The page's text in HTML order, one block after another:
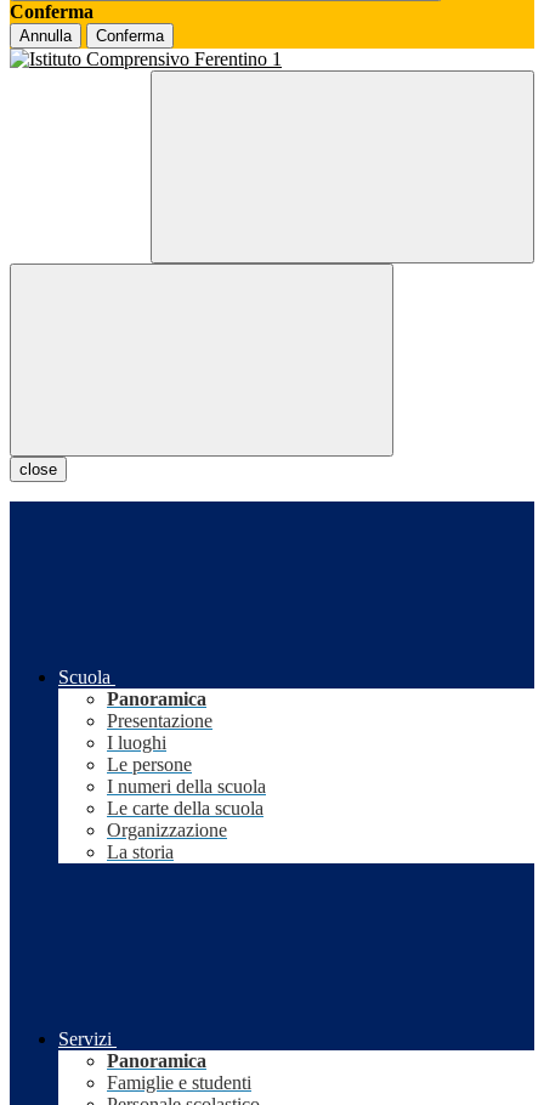
Conferma
Annulla Conferma
close
Scuola
Panoramica
Presentazione
I luoghi
Le persone
I numeri della scuola
Le carte della scuola
Organizzazione
La storia
Servizi
Panoramica
Famiglie e studenti